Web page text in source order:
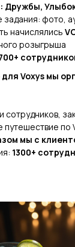
Дружбы,
фото,
начислялись
розыгрыша
Voxys мы
сотрудников,
по
мы с
1300+